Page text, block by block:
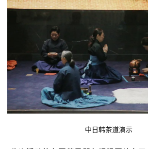
资
讯
中日韩茶道演示